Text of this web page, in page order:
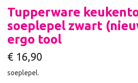
Tupperware
soeplepel zwart
ergo tool
€ 16,90
soeplepel.